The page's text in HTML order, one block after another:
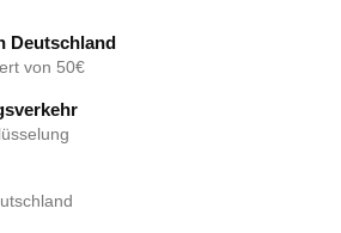
Deutschland
von 50€